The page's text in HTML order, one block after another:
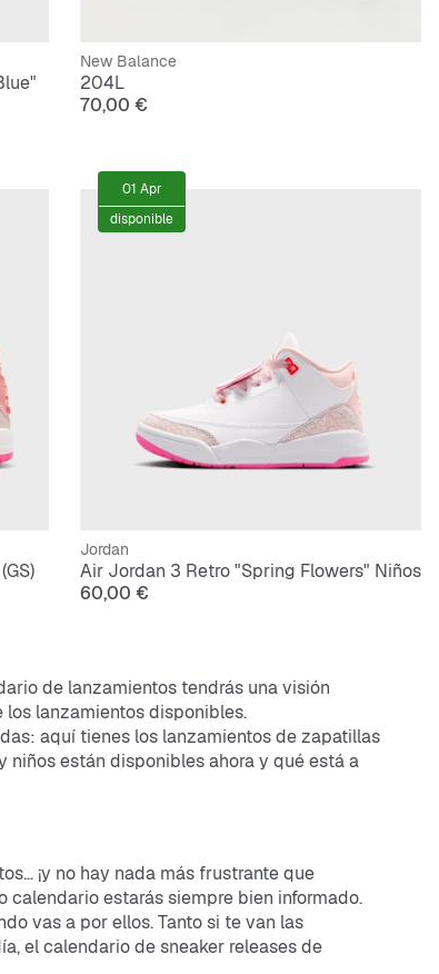
New Balance
204L
70,00 €
Jordan
Air Jordan 3 Retro "Spring Flowers" Niños
60,00 €
01 Apr
disponible
de lanzamientos tendrás una visión
lanzamientos disponibles.
aquí tienes los lanzamientos de zapatillas
niños están disponibles ahora y qué está a
¡y no hay nada más frustrante que
calendario estarás siempre bien informado.
vas a por ellos. Tanto si te van las
el calendario de sneaker releases de